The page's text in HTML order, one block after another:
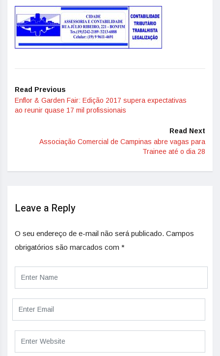
Read Previous
Enflor & Garden Fair: Edição 2017 supera expectativas
ao reunir quase 17 mil profissionais
Read Next
Associação Comercial de Campinas abre vagas para
Trainee até o dia 28
Leave a Reply
O seu endereço de e-mail não será publicado. Campos
obrigatórios são marcados com *